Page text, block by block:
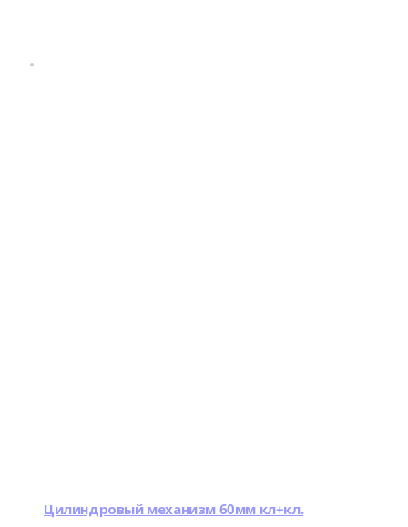
Цилиндровый механизм 60мм кл+кл.